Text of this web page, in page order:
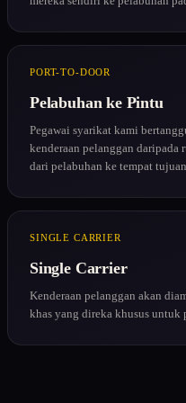
PORT-TO-DOOR
Pelabuhan ke Pintu
Pegawai syarikat kami
kenderaan pelanggan daripada
dari pelabuhan ke tempat
SINGLE CARRIER
Single Carrier
Kenderaan pelanggan akan
khas yang direka khusus untuk